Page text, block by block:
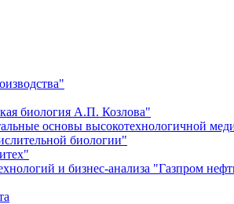
биология А.П. Козлова"
основы высокотехнологичной
биологии"
и бизнес-анализа "Газпром